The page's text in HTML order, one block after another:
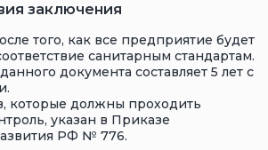
заключения
того, как все предприятие будет
санитарным стандартам.
документа составляет 5 лет с
которые должны проходить
указан в Приказе
РФ № 776.